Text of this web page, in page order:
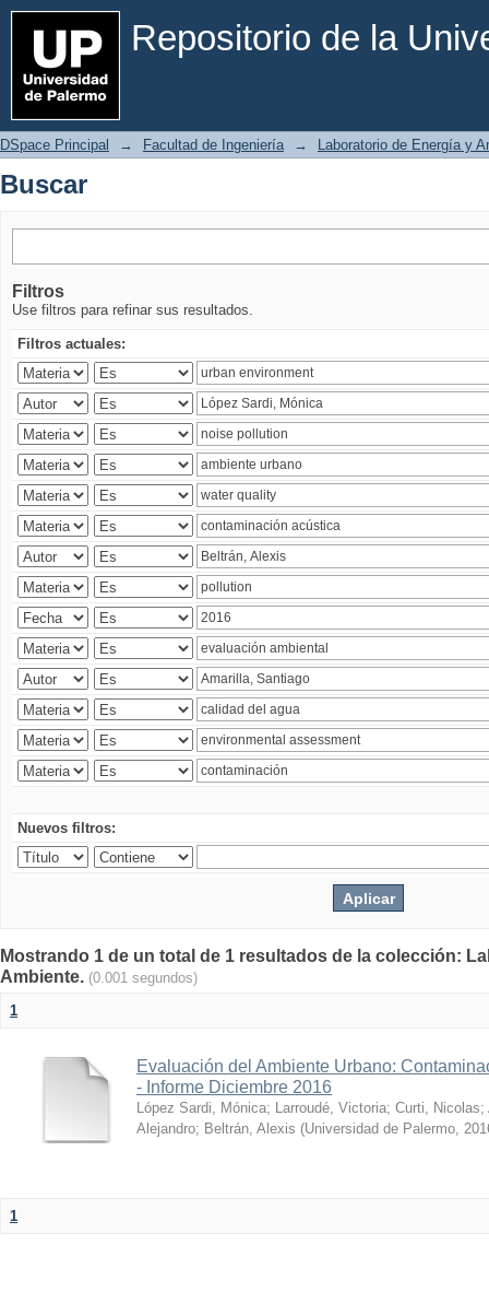
Repositorio de la
Buscar
DSpace Principal → Facultad de Ingeniería → Laboratorio de Energía y
Buscar
Filtros
Use filtros para refinar sus resultados.
Filtros actuales:
Nuevos filtros:
Mostrando 1 de un total de 1 resultados de la colección:
Ambiente. (0.001 segundos)
1
Evaluación del Ambiente Urbano:
- Informe Diciembre 2016
López Sardi, Mónica; Larroudé, Victoria; Curti, Nicolas;
Alejandro; Beltrán, Alexis (Universidad de Palermo,
1